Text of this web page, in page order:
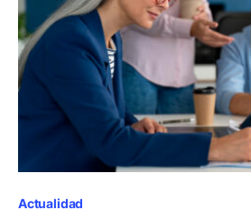
Actualidad